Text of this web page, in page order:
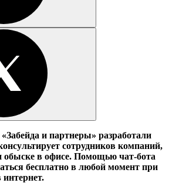
и партнеры» разработали
сотрудников компаний,
обыске в офисе. Помощью чат-бота
бесплатно в любой момент при
интернет.